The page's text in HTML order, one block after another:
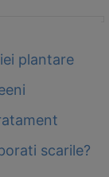
plantare
scarile?